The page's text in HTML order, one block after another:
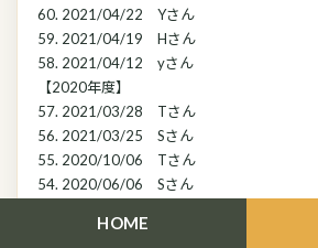
60. 2021/04/22 Yさん
59. 2021/04/19 Hさん
58. 2021/04/12 yさん
【2020年度】
57. 2021/03/28 Tさん
56. 2021/03/25 Sさん
55. 2020/10/06 Tさん
54. 2020/06/06 Sさん
53. 2020/02/16 Oさん
HOME